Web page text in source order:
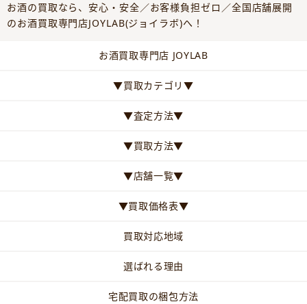
お酒の買取なら、安心・安全／お客様負担ゼロ／全国店舗展開
のお酒買取専門店JOYLAB(ジョイラボ)へ！
お酒買取専門店 JOYLAB
▼買取カテゴリ▼
▼査定方法▼
▼買取方法▼
▼店舗一覧▼
▼買取価格表▼
買取対応地域
選ばれる理由
宅配買取の梱包方法